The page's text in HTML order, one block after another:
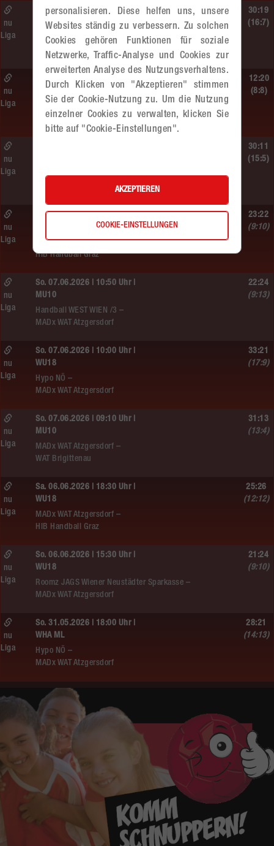
Sa. 13.06.2026 | 19:05 Uhr |
WU12
MADx WAT Atzgersdorf –
HIB Handball Graz
nu
Liga
30:19
(16:7)
Sa. 13.06.2026 | 14:30 Uhr |
MADx WAT Atzgersdorf
nu
Liga
12:20
(8:8)
MADx WAT Atzgersdorf –
nu
Liga
30:11
(15:5)
So. 07.06.2026 | 14:30 Uhr |
MADx WAT Atzgersdorf –
HIB Handball Graz
nu
Liga
23:22
(9:10)
So. 07.06.2026 | 10:50 Uhr |
MU10
Handball WEST WIEN /3 –
MADx WAT Atzgersdorf
nu
Liga
22:24
(9:13)
So. 07.06.2026 | 10:00 Uhr |
WU18
Hypo NÖ –
MADx WAT Atzgersdorf
nu
Liga
33:21
(17:9)
So. 07.06.2026 | 09:10 Uhr |
MU10
MADx WAT Atzgersdorf –
WAT Brigittenau
nu
Liga
31:13
(13:4)
Sa. 06.06.2026 | 18:30 Uhr |
WU18
MADx WAT Atzgersdorf –
HIB Handball Graz
nu
Liga
25:26
(12:12)
So. 06.06.2026 | 15:30 Uhr |
WU18
Roomz JAGS Wiener Neustädter Sparkasse –
MADx WAT Atzgersdorf
nu
Liga
21:24
(9:10)
So. 31.05.2026 | 18:00 Uhr |
WHA ML
Hypo NÖ –
MADx WAT Atzgersdorf
nu
Liga
28:21
(14:13)
personalisieren. Diese helfen uns, unsere
Websites ständig zu verbessern. Zu solchen
Cookies gehören Funktionen für soziale
Netzwerke, Traffic-Analyse und Cookies zur
erweiterten Analyse des Nutzungsverhaltens.
Durch Klicken von "Akzeptieren" stimmen
Sie der Cookie-Nutzung zu. Um die Nutzung
einzelner Cookies zu verwalten, klicken Sie
bitte auf "Cookie-Einstellungen".
AKZEPTIEREN
COOKIE-EINSTELLUNGEN